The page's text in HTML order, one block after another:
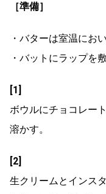
［準備］
・バターは室温にお
・バットにラップを敷
[1]
ボウルにチョコレー
溶かす。
[2]
生クリームとインス